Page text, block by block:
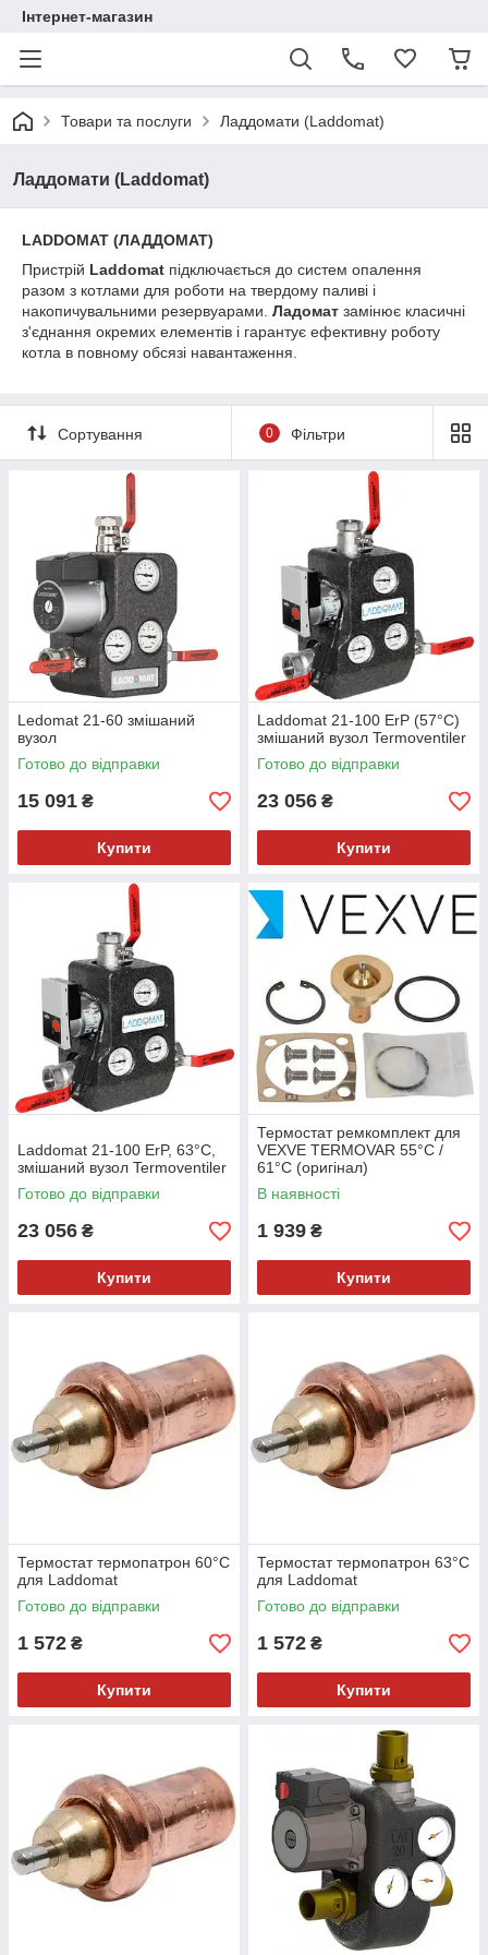
Інтернет-магазин
Товари та послуги Ладдомати (Laddomat)
Ладдомати (Laddomat)
LADDOMAT (ЛАДДОМАТ)
Пристрій Laddomat підключається до систем опалення
разом з котлами для роботи на твердому паливі і
накопичувальними резервуарами. Ладомат замінює класичні
з'єднання окремих елементів і гарантує ефективну роботу
котла в повному обсязі навантаження.
Сортування 0 Фільтри
Ledomat 21-60 змішаний
вузол
Готово до відправки
15 091 ₴
Купити
Laddomat 21-100 ErP (57°C)
змішаний вузол Termoventiler
Готово до відправки
23 056 ₴
Купити
Laddomat 21-100 ErP, 63°C,
змішаний вузол Termoventiler
Готово до відправки
23 056 ₴
Купити
Термостат ремкомплект для
VEXVE TERMOVAR 55°C /
61°C (оригінал)
В наявності
1 939 ₴
Купити
Термостат термопатрон 60°C
для Laddomat
Готово до відправки
1 572 ₴
Купити
Термостат термопатрон 63°C
для Laddomat
Готово до відправки
1 572 ₴
Купити